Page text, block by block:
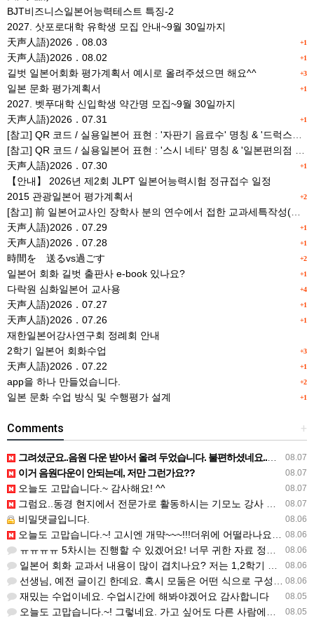
BJT비즈니스일본어능력테스트 특징-2
2027. 삿포로대학 유학생 모집 안내~9월 30일까지
+1
天声人語)2026．08.03
+1
天声人語)2026．08.02
+3
길벗 일본어회화 평가계획서 예시로 올려주셨으면 해요^^
+1
일본 문화 평가계획서
2027. 벳푸대학 신입학생 약간명 모집~9월 30일까지
+1
天声人語)2026．07.31
+1
天声人語)2026．07.30
【안내】 2026년 제2회 JLPT 일본어능력시험 정규접수 일정
+2
2015 관광일본어 평가계획서
+1
天声人語)2026．07.29
+1
天声人語)2026．07.28
+2
時間を 送るvs過ごす
+1
일본어 회화 길벗 출판사 e-book 있나요?
+4
다락원 심화일본어 교사용
+1
天声人語)2026．07.27
+1
天声人語)2026．07.26
재한일본어강사연구회 정례회 안내
+3
2학기 일본어 회화수업
+1
天声人語)2026．07.22
+2
app을 하나 만들었습니다.
+1
일본 문화 수업 방식 및 수행평가 설계
+
Comments
08.07
그려셨군요..음원 다운 받아서 올려 두었습니다. 불편하셨네요..죄송합니다..
08.07
이거 음원다운이 안되는데, 저만 그런가요??
08.07
오늘도 고맙습니다.~ 감사해요! ^^
08.07
그럼요..동경 현지에서 전문가로 활동하시는 기모노 강사 이십니다.
08.06
비밀댓글입니다.
08.06
오늘도 고맙습니다.~! 고시엔 개먁~~~!!!더위에 어떨라나요...감사합니다. ^^
08.06
ㅠㅠㅠㅠ 5차시는 진행할 수 있겠어요! 너무 귀한 자료 정말 감사합니다!!!
08.06
일본어 회화 교과서 내용이 많이 겹치나요? 저는 1,2학기 출판사가 달라서인지, 회화 단어와 분량이 더 많다…
08.06
선생님, 예전 글이긴 한데요. 혹시 모둠은 어떤 식으로 구성하셨을까요? 진단평가를 보시고 모둠장(도우미학생)…
08.05
재밌는 수업이네요. 수업시간에 해봐야겠어요 감사합니다
08.05
오늘도 고맙습니다.~! 그렇네요. 가고 싶어도 다른 사람에게 민폐는 안되는 것... 감사해요. ^^